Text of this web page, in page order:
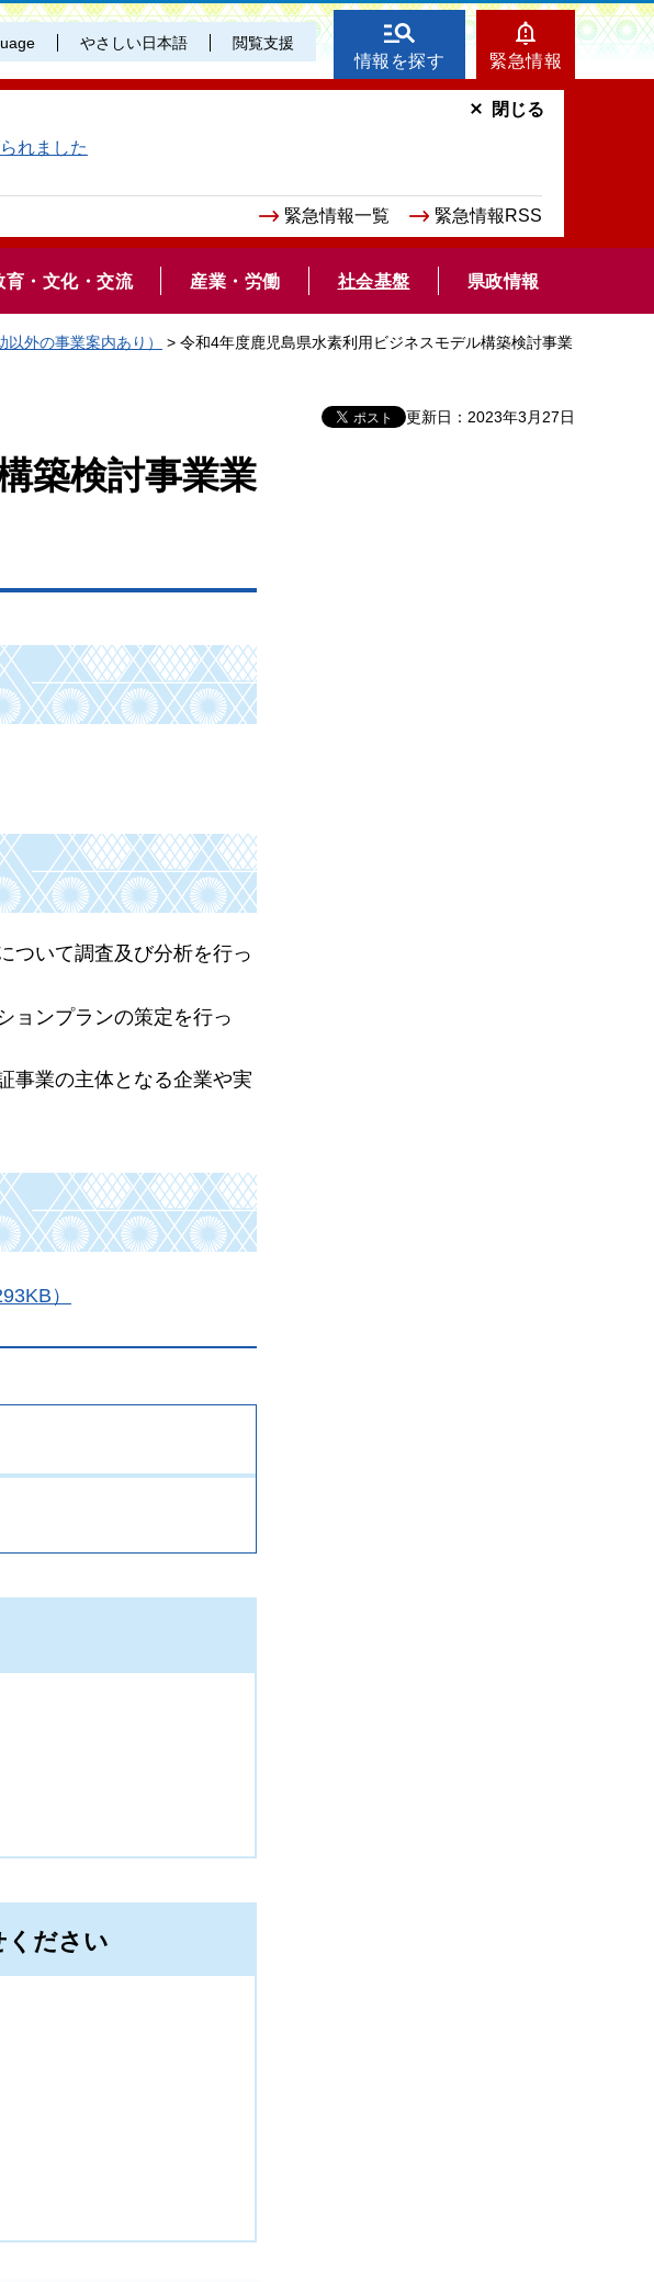
やさしい日本語 閲覧支援
情報を探す 緊急情報
れました
緊急情報一覧 緊急情報RSS
閉じる
育・文化・交流 産業・労働 社会基盤 県政情報
外の事業案内あり）
> 令和4年度鹿児島県水素利用ビジネスモデル構築検討事業
更新日：2023年3月27日
築検討事業業
ついて調査及び分析を行っ
ョンプランの策定を行っ
事業の主体となる企業や実
）
ください